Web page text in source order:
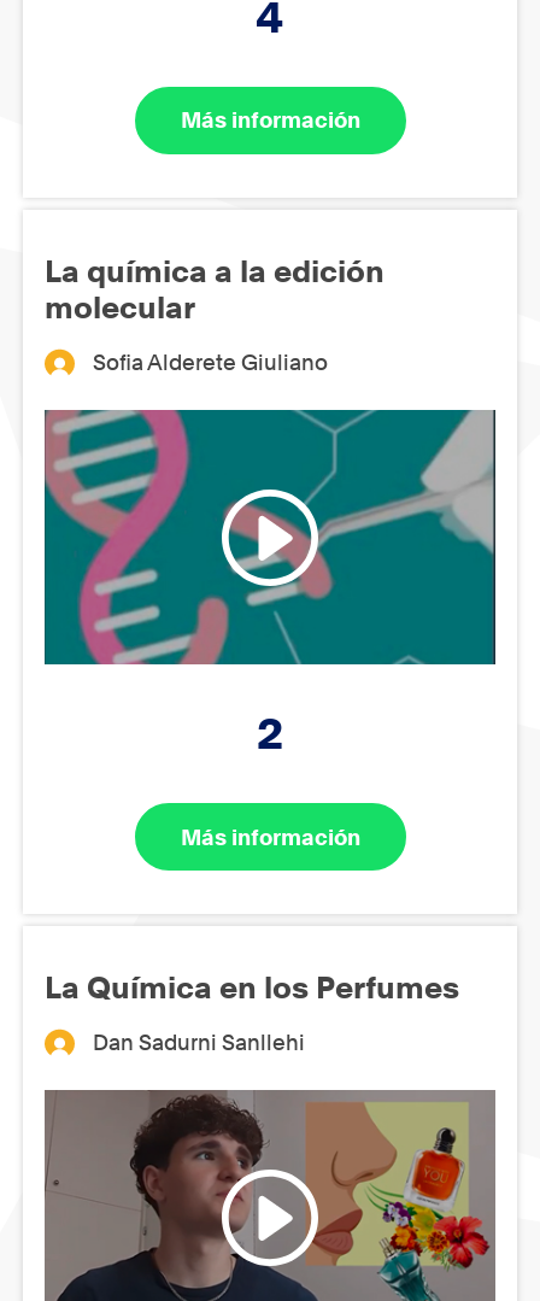
4
Más información
La química a la edición
molecular
Sofia Alderete Giuliano
2
Más información
La Química en los Perfumes
Dan Sadurni Sanllehi